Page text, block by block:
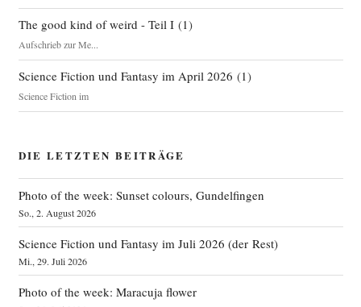
The good kind of weird - Teil I(1)
Aufschrieb zur Me...
Science Fiction und Fantasy im April 2026 (1)
Science Fiction im
DIE LETZTEN BEITRÄGE
Photo of the week: Sunset colours, Gundelfingen
So., 2. August 2026
Science Fiction und Fantasy im Juli 2026 (der Rest)
Mi., 29. Juli 2026
Photo of the week: Maracuja flower